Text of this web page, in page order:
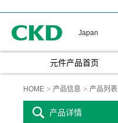
Japan
元件产品首页
HOME 产品信息 产品列表
产品详情